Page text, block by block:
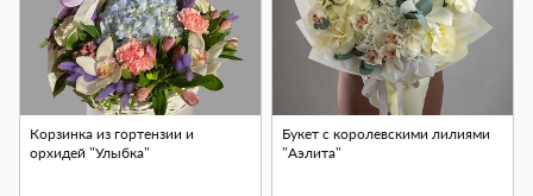
Корзинка из гортензии и
орхидей "Улыбка"
Букет с королевскими лилиями
"Аэлита"